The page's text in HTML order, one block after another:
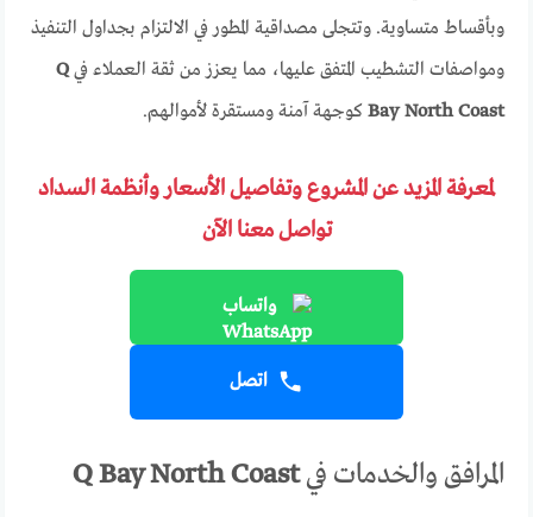
وبأقساط متساوية. وتتجلى مصداقية المطور في الالتزام بجداول التنفيذ
ومواصفات التشطيب المتفق عليها، مما يعزز من ثقة العملاء فيQ
Bay North Coast كوجهة آمنة ومستقرة لأموالهم.
لمعرفة المزيد عن المشروع وتفاصيل الأسعار وأنظمة السداد
تواصل معنا الآن
واتساب
اتصل
المرافق والخدمات فيQ Bay North Coast